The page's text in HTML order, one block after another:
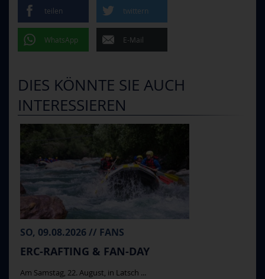
teilen twittern
WhatsApp E-Mail
DIES KÖNNTE SIE AUCH
INTERESSIEREN
SO, 09.08.2026 // FANS
ERC-RAFTING & FAN-DAY
Am Samstag, 22. August, in Latsch ...